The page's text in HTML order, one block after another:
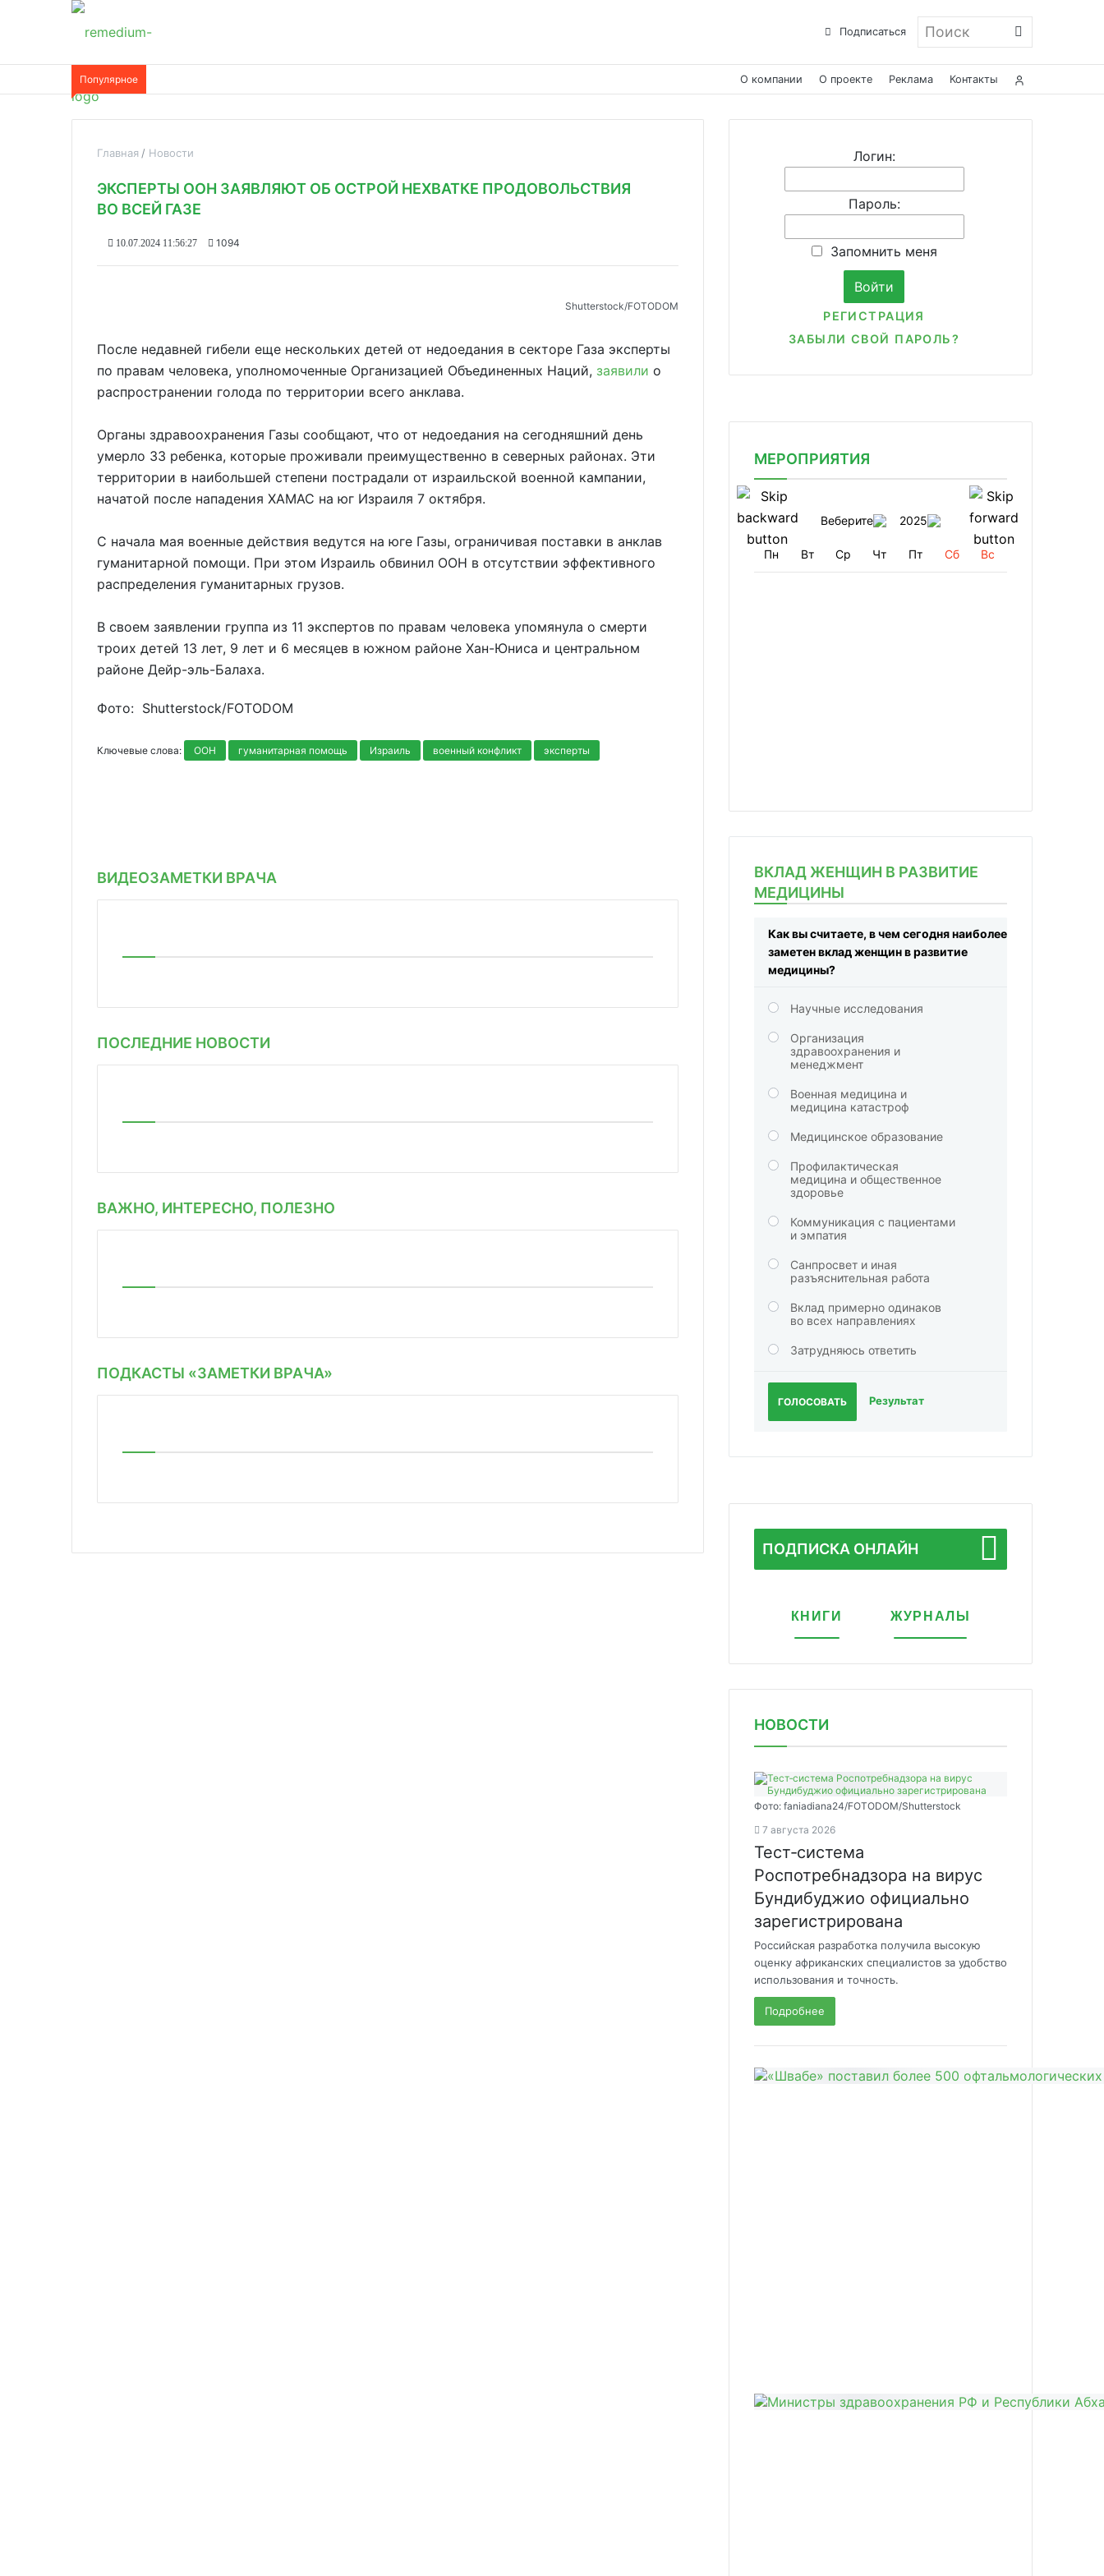
Подписаться Поиск
Популярное О компании О проекте Реклама Контакты
Главная Новости
ЭКСПЕРТЫ ООН ЗАЯВЛЯЮТ ОБ ОСТРОЙ НЕХВАТКЕ ПРОДОВОЛЬСТВИЯ
ВО ВСЕЙ ГАЗЕ
10.07.2024 11:56:27 1094
Shutterstoсk/FOTODOM
После недавней гибели еще нескольких детей от недоедания в секторе Газа эксперты
по правам человека, уполномоченные Организацией Объединенных Наций, заявили о
распространении голода по территории всего анклава.
Органы здравоохранения Газы сообщают, что от недоедания на сегодняшний день
умерло 33 ребенка, которые проживали преимущественно в северных районах. Эти
территории в наибольшей степени пострадали от израильской военной кампании,
начатой после нападения ХАМАС на юг Израиля 7 октября.
С начала мая военные действия ведутся на юге Газы, ограничивая поставки в анклав
гуманитарной помощи. При этом Израиль обвинил ООН в отсутствии эффективного
распределения гуманитарных грузов.
В своем заявлении группа из 11 экспертов по правам человека упомянула о смерти
троих детей 13 лет, 9 лет и 6 месяцев в южном районе Хан-Юниса и центральном
районе Дейр-эль-Балаха.
Фото: Shutterstoсk/FOTODOM
Ключевые слова: ООН гуманитарная помощь Израиль военный конфликт эксперты
ВИДЕОЗАМЕТКИ ВРАЧА
ПОСЛЕДНИЕ НОВОСТИ
ВАЖНО, ИНТЕРЕСНО, ПОЛЕЗНО
ПОДКАСТЫ «ЗАМЕТКИ ВРАЧА»
Логин:
Пароль:
Запомнить меня
РЕГИСТРАЦИЯ
ЗАБЫЛИ СВОЙ ПАРОЛЬ?
МЕРОПРИЯТИЯ
Веберите 2025
Пн Вт Ср Чт Пт Сб Вс
ВКЛАД ЖЕНЩИН В РАЗВИТИЕ
МЕДИЦИНЫ
Как вы считаете, в чем сегодня наиболее
заметен вклад женщин в развитие
медицины?
Научные исследования
Организация
здравоохранения и
менеджмент
Военная медицина и
медицина катастроф
Медицинское образование
Профилактическая
медицина и общественное
здоровье
Коммуникация с пациентами
и эмпатия
Санпросвет и иная
разъяснительная работа
Вклад примерно одинаков
во всех направлениях
Затрудняюсь ответить
ГОЛОСОВАТЬ Результат
ПОДПИСКА ОНЛАЙН
КНИГИ ЖУРНАЛЫ
НОВОСТИ
Фото: faniadiana24/FOTODOM/Shutterstock
7 августа 2026
Тест‑система
Роспотребнадзора на вирус
Бундибуджио официально
зарегистрирована
Российская разработка получила высокую
оценку африканских специалистов за удобство
использования и точность.
Подробнее